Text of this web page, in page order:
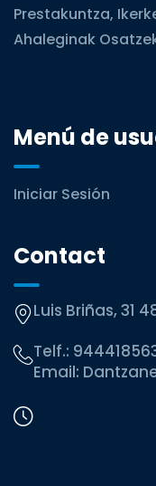
Prestakuntza,
Ahaleginak
Menú de
Iniciar Sesión
Contact
Luis Briñas, 31
Telf.:
Email: